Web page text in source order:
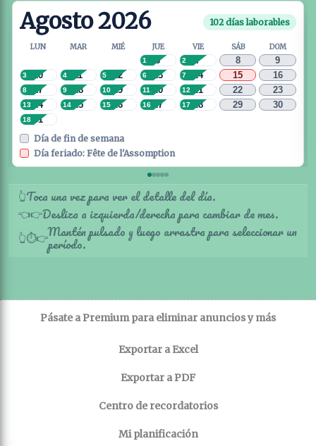
Agosto 2026 102 días laborables
LUN MAR MIÉ JUE VIE SÁB DOM
6
1 7
2 8
9
10
3 11
4 12
5 13
6 14
7 15
16
17
8 18
9 19
10 20
11 21
12 22
23
24
13 25
14 26
15 27
16 28
17 29
30
31
18
Día de fin de semana
Día feriado: Fête de l'Assomption
👆Toca una vez para ver el detalle del día.
👈👉Desliza a izquierda/derecha para cambiar de mes.
👆⏱️👉Mantén pulsado y luego arrastra para seleccionar un
período.
Pásate a Premium para eliminar anuncios y más
Exportar a Excel
Exportar a PDF
Centro de recordatorios
Mi planificación